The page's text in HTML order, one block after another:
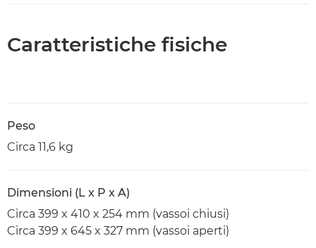
Caratteristiche fisiche
Peso
Circa 11,6 kg
Dimensioni (L x P x A)
Circa 399 x 410 x 254 mm (vassoi chiusi)
Circa 399 x 645 x 327 mm (vassoi aperti)